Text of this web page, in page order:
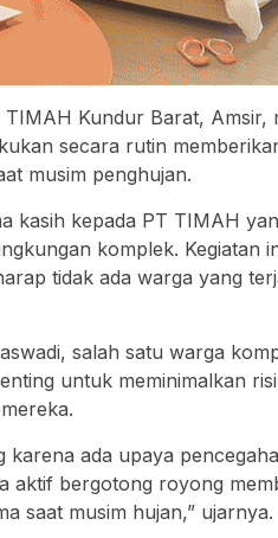
Kundur Barat, Amsir,
secara rutin
musim penghujan.
kasih kepada PT TIMAH
komplek. Kegiatan
tidak ada warga yang
salah satu warga
untuk meminimalkan
karena ada upaya
aktif bergotong royong
saat musim hujan,” ujarnya.